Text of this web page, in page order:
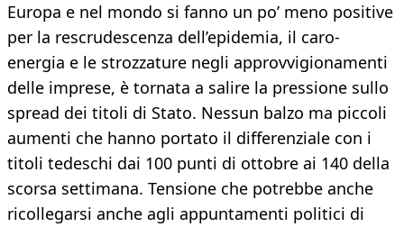
Europa e nel mondo si fanno un po’ meno positive
per la rescrudescenza dell’epidemia, il caro-
energia e le strozzature negli approvvigionamenti
delle imprese, è tornata a salire la pressione sullo
spread dei titoli di Stato. Nessun balzo ma piccoli
aumenti che hanno portato il differenziale con i
titoli tedeschi dai 100 punti di ottobre ai 140 della
scorsa settimana. Tensione che potrebbe anche
ricollegarsi anche agli appuntamenti politici di